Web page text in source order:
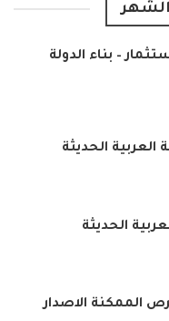
الشهر
– بناء الدولة
العربية الحديثة
الحديثة
الممكنة الاصدار